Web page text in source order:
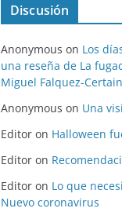
Discusión
Anonymous on Los
una reseña de La
Miguel Falquez-Certain
Anonymous on Una
Editor on Halloween
Editor on
Editor on Lo que
Nuevo coronavirus